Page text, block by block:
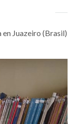
Juazeiro (Brasil)